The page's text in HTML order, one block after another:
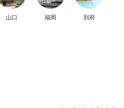
山口 福岡 別府